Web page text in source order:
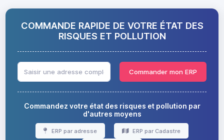
COMMANDE RAPIDE DE VOTRE ÉTAT DES
RISQUES ET POLLUTION
Commander mon ERP
Commandez votre état des risques et pollution par
d'autres moyens
ERP par adresse ERP par Cadastre